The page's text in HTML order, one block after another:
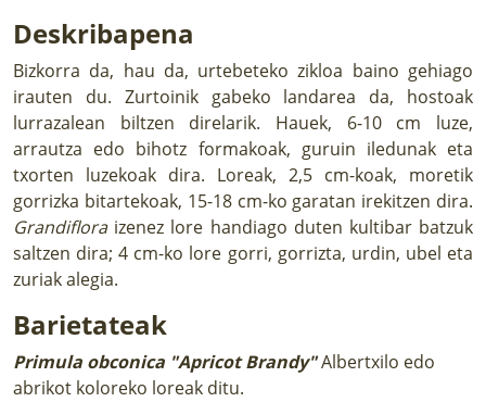
Deskribapena
Bizkorra da, hau da, urtebeteko zikloa baino gehiago
irauten du. Zurtoinik gabeko landarea da, hostoak
lurrazalean biltzen direlarik. Hauek, 6-10 cm luze,
arrautza edo bihotz formakoak, guruin iledunak eta
txorten luzekoak dira. Loreak, 2,5 cm-koak, moretik
gorrizka bitartekoak, 15-18 cm-ko garatan irekitzen dira.
Grandiflora izenez lore handiago duten kultibar batzuk
saltzen dira; 4 cm-ko lore gorri, gorrizta, urdin, ubel eta
zuriak alegia.
Barietateak
Primula obconica "Apricot Brandy"Albertxilo edo
abrikot koloreko loreak ditu.